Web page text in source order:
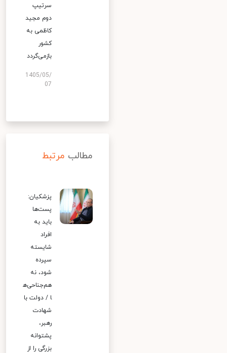
سرتیپ
دوم مجید
کاظمی به
کشور
بازمی‌گردد
1405/05/
07
مطالب مرتبط
پزشکیان:
پست‌ها
باید به
افراد
شایسته
سپرده
شود، نه
هم‌جناحی‌ه
ا / دولت با
شهادت
رهبر،
پشتوانه
بزرگی را از